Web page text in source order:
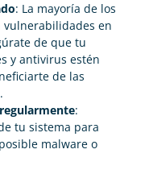
: La mayoría de los
en
de que tu
y antivirus estén
de las
:
tu sistema para
malware o